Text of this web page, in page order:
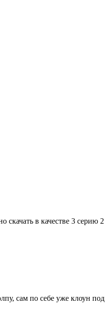
скачать в качестве 3 серию 2
сам по себе уже клоун под